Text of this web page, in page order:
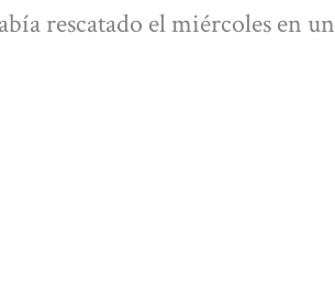
rescatado el miércoles en un